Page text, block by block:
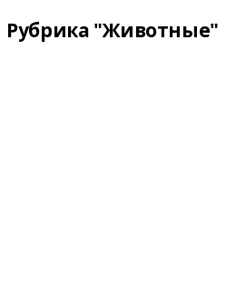
Рубрика "Животные"